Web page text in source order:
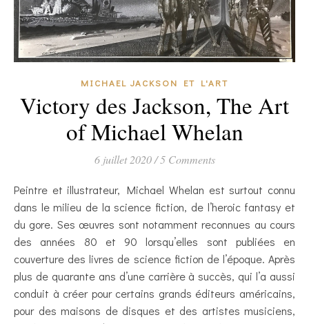
MICHAEL JACKSON ET L'ART
Victory des Jackson, The Art
of Michael Whelan
6 juillet 2020/ 5 Comments
Peintre et illustrateur, Michael Whelan est surtout connu
dans le milieu de la science fiction, de l’heroic fantasy et
du gore. Ses œuvres sont notamment reconnues au cours
des années 80 et 90 lorsqu’elles sont publiées en
couverture des livres de science fiction de l’époque. Après
plus de quarante ans d’une carrière à succès, qui l’a aussi
conduit à créer pour certains grands éditeurs américains,
pour des maisons de disques et des artistes musiciens,